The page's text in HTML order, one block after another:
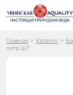
Главная > Каталог >
литр ШТ